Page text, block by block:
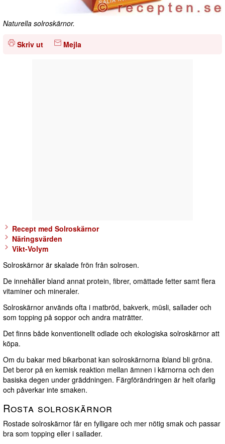
Naturella solroskärnor.
Skriv ut Mejla
Recept med Solroskärnor
Näringsvärden
Vikt-Volym
Solroskärnor är skalade frön från solrosen.
De innehåller bland annat protein, fibrer, omättade fetter samt flera
vitaminer och mineraler.
Solroskärnor används ofta i matbröd, bakverk, müsli, sallader och
som topping på soppor och andra maträtter.
Det finns både konventionellt odlade och ekologiska solroskärnor att
köpa.
Om du bakar med bikarbonat kan solroskärnorna ibland bli gröna.
Det beror på en kemisk reaktion mellan ämnen i kärnorna och den
basiska degen under gräddningen. Färgförändringen är helt ofarlig
och påverkar inte smaken.
Rosta solroskärnor
Rostade solroskärnor får en fylligare och mer nötig smak och passar
bra som topping eller i sallader.